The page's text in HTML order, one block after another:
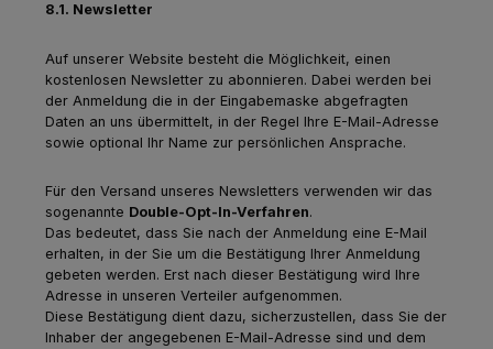
8.1. Newsletter
Auf unserer Website besteht die Möglichkeit, einen
kostenlosen Newsletter zu abonnieren. Dabei werden bei
der Anmeldung die in der Eingabemaske abgefragten
Daten an uns übermittelt, in der Regel Ihre E-Mail-Adresse
sowie optional Ihr Name zur persönlichen Ansprache.
Für den Versand unseres Newsletters verwenden wir das
sogenannte Double-Opt-In-Verfahren.
Das bedeutet, dass Sie nach der Anmeldung eine E-Mail
erhalten, in der Sie um die Bestätigung Ihrer Anmeldung
gebeten werden. Erst nach dieser Bestätigung wird Ihre
Adresse in unseren Verteiler aufgenommen.
Diese Bestätigung dient dazu, sicherzustellen, dass Sie der
Inhaber der angegebenen E-Mail-Adresse sind und dem